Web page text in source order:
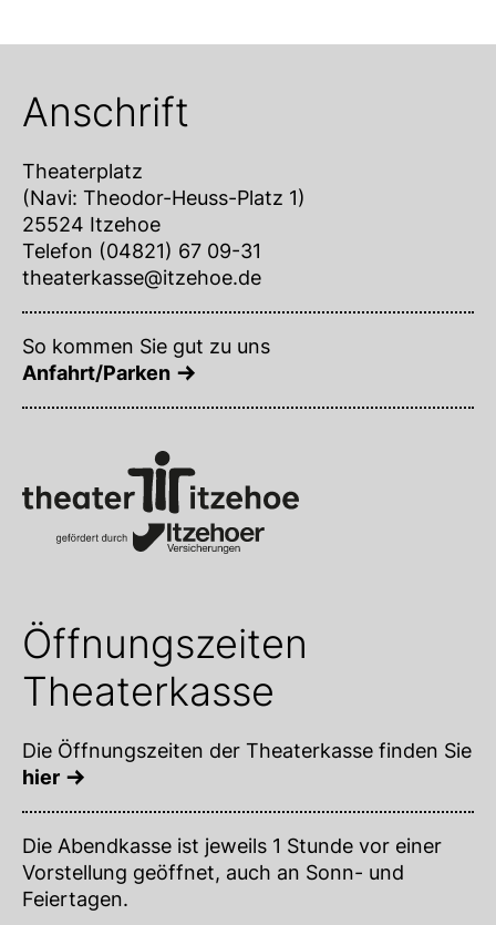
Anschrift
Theaterplatz
(Navi: Theodor-Heuss-Platz 1)
25524 Itzehoe
Telefon (04821) 67 09-31
theaterkasse@itzehoe.de
So kommen Sie gut zu uns
Anfahrt/Parken
Öffnungszeiten
Theaterkasse
Die Öffnungszeiten der Theaterkasse finden Sie
hier
Die Abendkasse ist jeweils 1 Stunde vor einer
Vorstellung geöffnet, auch an Sonn- und
Feiertagen.